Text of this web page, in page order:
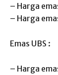
– Harga
– Harga
Emas UBS :
– Harga